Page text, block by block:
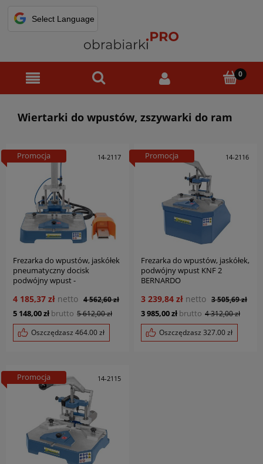
Wiertarki do wpustów, zszywarki do ram
14-2117
Frezarka do wpustów, jaskółek
pneumatyczny docisk
podwójny wpust -
BERNARDO
5 148,00 zł brutto 5 612,00 zł
Oszczędzasz 464.00zł
4 185,37 zł netto 4 562,60 zł
Promocja 14-2116
Frezarka do wpustów, jaskółek,
podwójny wpust KNF 2
BERNARDO
3 985,00 zł brutto 4 312,00 zł
Oszczędzasz 327.00zł
3 239,84 zł netto 3 505,69 zł
Promocja
14-2115
Promocja